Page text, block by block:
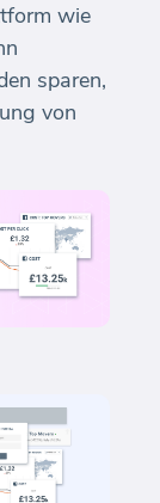
wie
sparen,
von